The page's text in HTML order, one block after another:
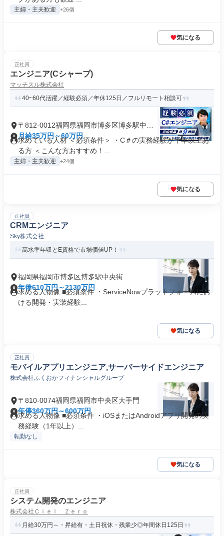
主婦・主夫歓迎 +26個
気になる
正社員
エンジニア(Cシャープ)
マッチスル株式会社
40~60代活躍／経験必須／年休125日／フルリモート相談可
〒812-0012福岡県福岡市博多区博多駅中央
街
月給35万円～60万円
求めている人材 ＜必須条件＞ ・C＃の実務経験が半年以上あ
る方 ＜こんな方おすすめ！...
主婦・主夫歓迎 +24個
気になる
正社員
CRMエンジニア
Sky株式会社
高水準年収とE資格で市場価値UP！
福岡県福岡市博多区博多駅中央街
年俸610万円～2130万円
求める人物像 ■必須条件 ・ServiceNowプラットフォームにお
ける開発・実装経験...
気になる
正社員
モバイルアプリエンジニア,サーバーサイドエンジニア
株式会社ふくおかフィナンシャルグループ
〒810-0074福岡県福岡市中央区大手門
年俸360万円～600万円
求める人物像 ■必須条件 ・iOSまたはAndroidアプリ開発の実
務経験（1年以上）...
転勤なし
気になる
正社員
システム開発のエンジニア
株式会社Ｃｉｅｌ Ｚｅｒｏ
月給30万円～・昇給有・土日祝休・残業少◎年間休日125日